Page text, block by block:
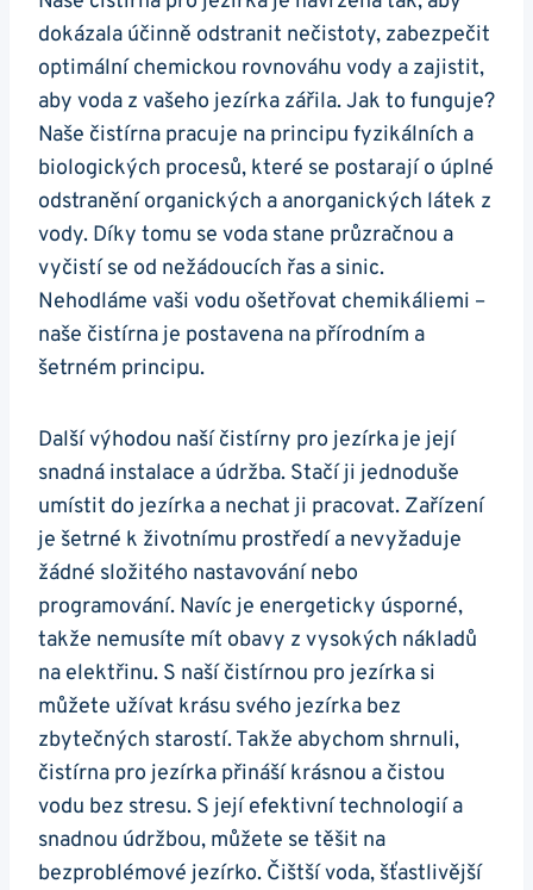
dokázala účinně odstranit nečistoty, zabezpečit
optimální chemickou rovnováhu vody a zajistit,
aby voda z vašeho jezírka zářila. Jak to funguje?
Naše čistírna pracuje na principu fyzikálních a
biologických procesů, které se postarají o úplné
odstranění organických a anorganických látek z
vody. Díky tomu se voda stane průzračnou a
vyčistí se od nežádoucích řas a sinic.
Nehodláme vaši vodu ošetřovat chemikáliemi –
naše čistírna je postavena na přírodním a
šetrném principu.
Další výhodou naší čistírny pro jezírka je její
snadná instalace a údržba. Stačí ji jednoduše
umístit do jezírka a nechat ji pracovat. Zařízení
je šetrné k životnímu prostředí a nevyžaduje
žádné složitého nastavování nebo
programování. Navíc je energeticky úsporné,
takže nemusíte mít obavy z vysokých nákladů
na elektřinu. S naší čistírnou pro jezírka si
můžete užívat krásu svého jezírka bez
zbytečných starostí. Takže abychom shrnuli,
čistírna pro jezírka přináší krásnou a čistou
vodu bez stresu. S její efektivní technologií a
snadnou údržbou, můžete se těšit na
bezproblémové jezírko. Čištší voda, šťastlivější